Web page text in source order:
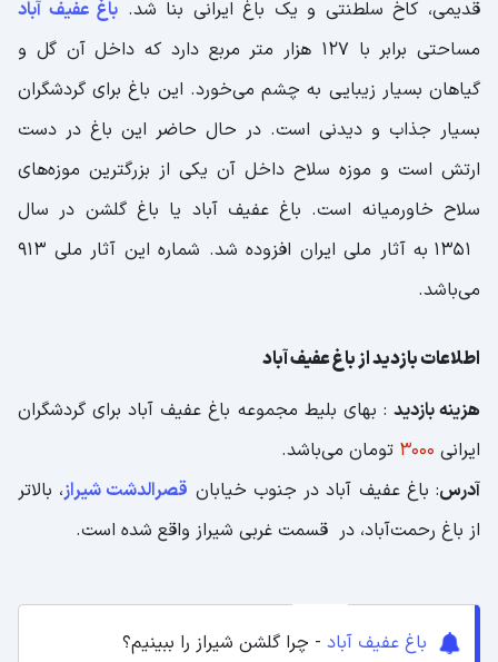
قدیمی، کاخ سلطنتی و یک باغ ایرانی بنا شد. باغ عفیف آباد
مساحتی برابر با 127 هزار متر مربع دارد که داخل آن گل و
گیاهان بسیار زیبایی به چشم می‌خورد. این باغ برای گردشگران
بسیار جذاب و دیدنی است. در حال حاضر این باغ در دست
ارتش است و موزه سلاح داخل آن یکی از بزرگترین موزه‌های
سلاح خاورمیانه است. باغ عفیف آباد یا باغ گلشن در سال
1351 به آثار ملی ایران افزوده شد. شماره این آثار ملی 913
می‌باشد.
اطلاعات بازدید از باغ عفیف آباد
هزینه بازدید : بهای بلیط مجموعه باغ عفیف آباد برای گردشگران
ایرانی 3000 تومان می‌باشد.
آدرس: باغ عفیف آباد در جنوب خیابان قصرالدشت شیراز، بالاتر
از باغ رحمت‌آباد، در قسمت غربی شیراز واقع شده است.
باغ عفیف آباد - چرا گلشن شیراز را ببینیم؟